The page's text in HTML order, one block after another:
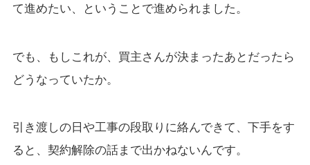
て進めたい、ということで進められました。
でも、もしこれが、買主さんが決まったあとだったら
どうなっていたか。
引き渡しの日や工事の段取りに絡んできて、下手をす
ると、契約解除の話まで出かねないんです。